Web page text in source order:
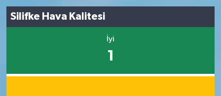
Silifke Hava Kalitesi
İyi
1